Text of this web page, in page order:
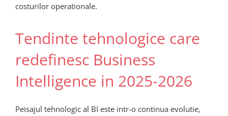
costurilor operationale.
Tendinte tehnologice care
redefinesc Business
Intelligence in 2025-2026
Peisajul tehnologic al BI este intr-o continua evolutie,